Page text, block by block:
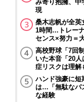
み寄り抱擁、中
現
桑木志帆が全
1時間…トレー
センス×努力＝
高校野球「7回
いた本音「20
症リスクは理解
ハンド強豪に短
は…「無駄なパ
な経験